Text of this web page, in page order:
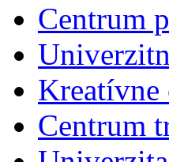
Centrum
Kreatívne
Centrum